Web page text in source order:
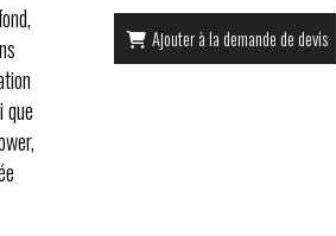
Ajouter à la demande de devis